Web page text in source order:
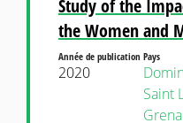
Study of the
the Women and
Année de publication
2020
Pays
Saint